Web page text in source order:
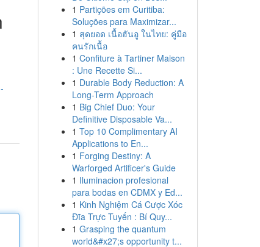
1 Partições em Curitiba:
Soluções para Maximizar...
1 สุดยอด เนื้อฮันอู ในไทย: คู่มือ
คนรักเนื้อ
1 Confiture à Tartiner Maison
: Une Recette Si...
1 Durable Body Reduction: A
Long-Term Approach
1 Big Chief Duo: Your
Definitive Disposable Va...
1 Top 10 Complimentary AI
Applications to En...
1 Forging Destiny: A
Warforged Artificer's Guide
1 Iluminacion profesional
para bodas en CDMX y Ed...
1 Kinh Nghiệm Cá Cược Xóc
Đĩa Trực Tuyến : Bí Quy...
1 Grasping the quantum
world&#x27;s opportunity t...